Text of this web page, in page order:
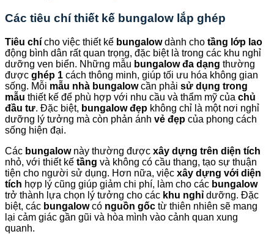
Các tiêu chí thiết kế bungalow lắp ghép
Tiêu chí cho việc thiết kế bungalowdành cho tầng lớp lao
động bình dân rất quan trọng, đặc biệt là trong các khu nghỉ
dưỡng ven biển. Những mẫu bungalow đa dạng thường
được ghép 1 cách thông minh, giúp tối ưu hóa không gian
sống. Mỗi mẫu nhà bungalowcần phải sử dụng trong
mẫu thiết kế để phù hợp với nhu cầu và thẩm mỹ của chủ
đầu tư. Đặc biệt, bungalow đẹp không chỉ là một nơi nghỉ
dưỡng lý tưởng mà còn phản ánh vẻ đẹp của phong cách
sống hiện đại.
Các bungalownày thường được xây dựng trên diện tích
nhỏ, với thiết kế tầng và không có cầu thang, tạo sự thuận
tiện cho người sử dụng. Hơn nữa, việc xây dựng với diện
tích hợp lý cũng giúp giảm chi phí, làm cho các bungalow
trở thành lựa chọn lý tưởng cho các khu nghỉ dưỡng. Đặc
biệt, các bungalowcó nguồn gốc từ thiên nhiên sẽ mang
lại cảm giác gần gũi và hòa mình vào cảnh quan xung
quanh.